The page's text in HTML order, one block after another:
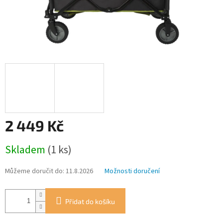
2 449 Kč
cena:
Skladem (1 ks)
Můžeme doručit do: 11.8.2026 Možnosti doručení
Přidat do košíku